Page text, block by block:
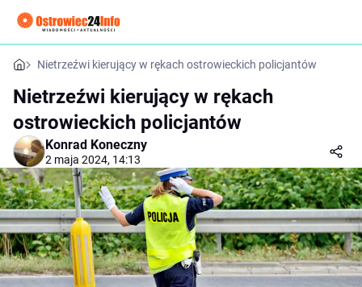
Nietrzeźwi kierujący w rękach ostrowieckich policjantów
Nietrzeźwi kierujący w rękach
ostrowieckich policjantów
Konrad Koneczny
2 maja 2024, 14:13